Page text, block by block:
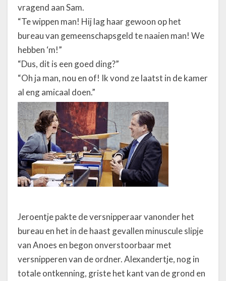
vragend aan Sam.
“Te wippen man! Hij lag haar gewoon op het
bureau van gemeenschapsgeld te naaien man! We
hebben ‘m!”
“Dus, dit is een goed ding?”
“Oh ja man, nou en of! Ik vond ze laatst in de kamer
al eng amicaal doen.”
Jeroentje pakte de versnipperaar vanonder het
bureau en het in de haast gevallen minuscule slipje
van Anoes en begon onverstoorbaar met
versnipperen van de ordner. Alexandertje, nog in
totale ontkenning, griste het kant van de grond en